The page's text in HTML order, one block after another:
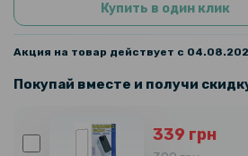
Купить в один клик
Акция на товар действует с
Покупай вместе и получи
339 грн